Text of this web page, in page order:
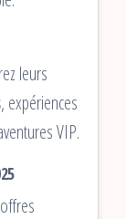
leurs
, expériences
VIP.